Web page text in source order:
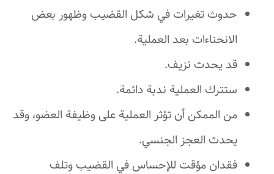
حدوث تغيرات في شكل القضيب وظهور بعض
الانحناءات بعد العملية.
قد يحدث نزيف.
ستترك العملية ندبة دائمة.
من الممكن أن تؤثر العملية على وظيفة العضو، وقد
يحدث العجز الجنسي.
فقدان مؤقت للإحساس في القضيب وتلف